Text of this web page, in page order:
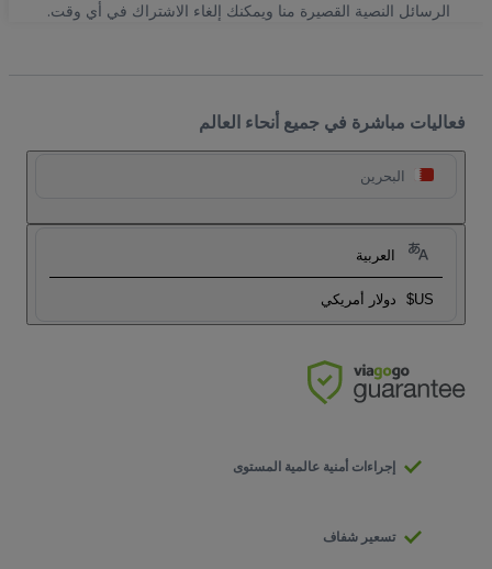
الرسائل النصية القصيرة منا ويمكنك إلغاء الاشتراك في أي وقت.
فعاليات مباشرة في جميع أنحاء العالم
البحرين
العربية
US$ دولار أمريكي
إجراءات أمنية عالمية المستوى
تسعير شفاف